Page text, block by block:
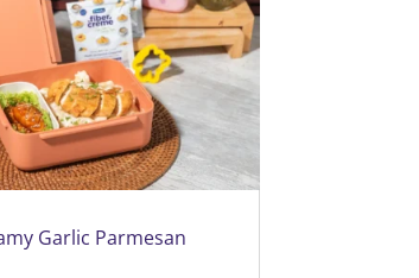
Garlic Parmesan